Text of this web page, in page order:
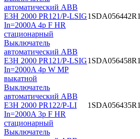
автоматический ABB
E3H 2000 PR121/P-LSIG
In=2000A 4p F HR
стационарный
1SDA056442R1
Выключатель
автоматический ABB
E3H 2000 PR121/P-LSIG
In=2000A 4p W MP
выкатной
1SDA056458R1
Выключатель
автоматический ABB
E3H 2000 PR122/P-LI
In=2000A 3p F HR
стационарный
1SDA056435R1
Выключатель